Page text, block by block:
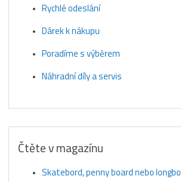
Rychlé odeslání
Dárek k nákupu
Poradíme s výběrem
Náhradní díly a servis
Čtěte v magazínu
Skatebord, penny board nebo